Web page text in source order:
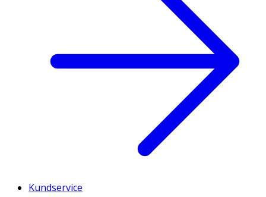
Kundservice